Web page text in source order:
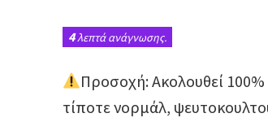
4λεπτά ανάγνωσης.
Προσοχή: Ακολουθεί
τίποτε νορμάλ,